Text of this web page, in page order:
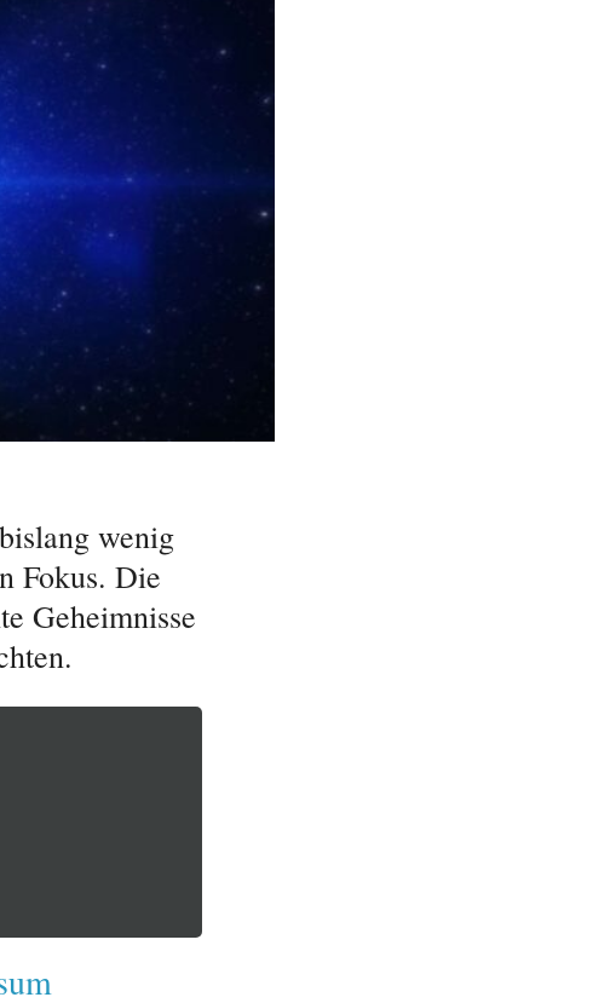
wenig
Fokus. Die
Geheimnisse